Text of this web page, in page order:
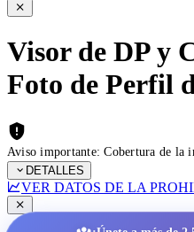
Visor de DP y
Foto de Perfil
Aviso importante: Cobertura de la
DETALLES
VER DATOS DE LA